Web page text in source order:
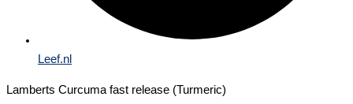
Leef.nl
Lamberts Curcuma fast release (Turmeric)